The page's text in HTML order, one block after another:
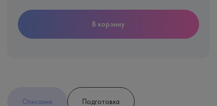
В корзину
Описание Подготовка